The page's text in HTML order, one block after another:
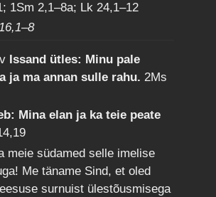
1Sm 2,1–8a; Lk 24,1–12
Issand ütles: Minu pale
ja ma annan sulle rahu.2Ms
Mina elan ja ka teie peate
meie südamed selle imelise
Me täname Sind, et oled
surnuist ülestõusmisega